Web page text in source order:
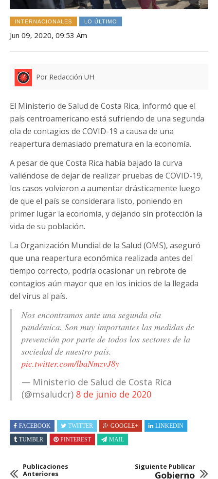
INTERNACIONALES LO ÚLTIMO
Jun 09, 2020, 09:53 Am
Por Redacción UH
El Ministerio de Salud de Costa Rica, informó que el
país centroamericano está sufriendo de una segunda
ola de contagios de COVID-19 a causa de una
reapertura demasiado prematura en la economía.
A pesar de que Costa Rica había bajado la curva
valiéndose de dejar de realizar pruebas de COVID-19,
los casos volvieron a aumentar drásticamente luego
de que el país se considerara listo, poniendo en
primer lugar la economía, y dejando sin protección la
vida de su población.
La Organización Mundial de la Salud (OMS), aseguró
que una reapertura económica realizada antes del
tiempo correcto, podría ocasionar un rebrote de
contagios aún mayor que en los inicios de la llegada
del virus al país.
Nos encontramos ante una segunda ola
pandémica. Son muy importantes las medidas de
prevención por parte de todos los sectores de la
sociedad de nuestro país.
pic.twitter.com/lbaNmzvJ8y
— Ministerio de Salud de Costa Rica
(@msaludcr) 8 de junio de 2020
FACEBOOK TWITTER GOOGLE+
LINKEDIN
TUMBLR
PINTEREST MAIL
Publicaciones
Anteriores
Siguiente Publicar
Gobierno